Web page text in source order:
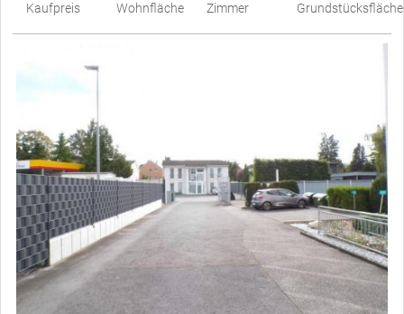
Kaufpreis
Wohnfläche
Zimmer
Grundstücksfläche